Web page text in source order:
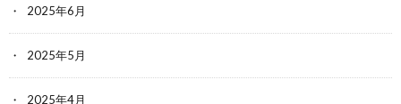
2025年6月
2025年5月
2025年4月